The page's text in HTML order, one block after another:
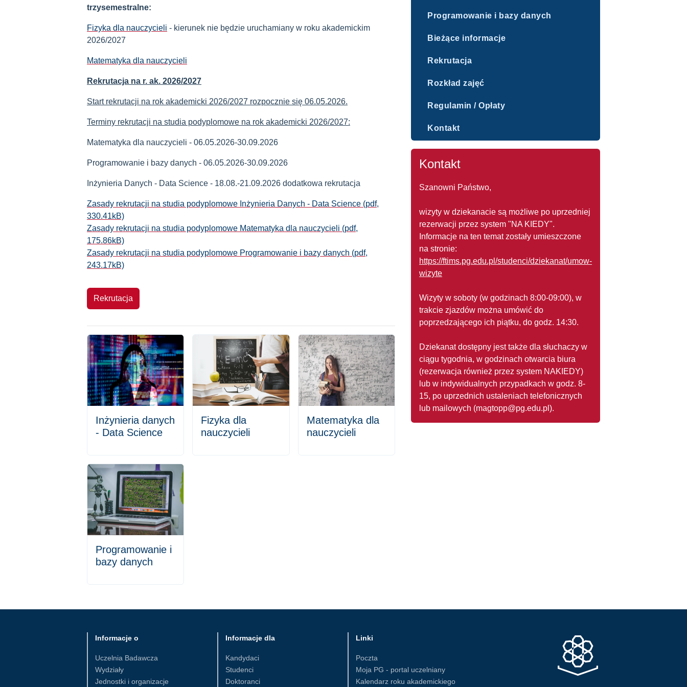
trzysemestralne:
Fizyka dla nauczycieli - kierunek nie będzie uruchamiany w roku akademickim
2026/2027
Matematyka dla nauczycieli
Rekrutacja na r. ak. 2026/2027
Start rekrutacji na rok akademicki 2026/2027 rozpocznie się 06.05.2026.
Terminy rekrutacji na studia podyplomowe na rok akademicki 2026/2027:
Matematyka dla nauczycieli - 06.05.2026-30.09.2026
Programowanie i bazy danych - 06.05.2026-30.09.2026
Inżynieria Danych - Data Science - 18.08.-21.09.2026 dodatkowa rekrutacja
Zasady rekrutacji na studia podyplomowe Inżynieria Danych - Data Science (pdf,
330.41kB)
Zasady rekrutacji na studia podyplomowe Matematyka dla nauczycieli (pdf,
175.86kB)
Zasady rekrutacji na studia podyplomowe Programowanie i bazy danych (pdf,
243.17kB)
Rekrutacja
Inżynieria danych
- Data Science
Fizyka dla
nauczycieli
Matematyka dla
nauczycieli
Programowanie i
bazy danych
Programowanie i bazy danych
Bieżące informacje
Rekrutacja
Rozkład zajęć
Regulamin / Opłaty
Kontakt
Kontakt
Szanowni Państwo,
wizyty w dziekanacie są możliwe po uprzedniej
rezerwacji przez system "NA KIEDY".
Informacje na ten temat zostały umieszczone
na stronie:
https://ftims.pg.edu.pl/studenci/dziekanat/umow-
wizyte
Wizyty w soboty (w godzinach 8:00-09:00), w
trakcie zjazdów można umówić do
poprzedzającego ich piątku, do godz. 14:30.
Dziekanat dostępny jest także dla słuchaczy w
ciągu tygodnia, w godzinach otwarcia biura
(rezerwacja również przez system NAKIEDY)
lub w indywidualnych przypadkach w godz. 8-
15, po uprzednich ustaleniach telefonicznych
lub mailowych (magtopp@pg.edu.pl).
Informacje o
Uczelnia Badawcza
Wydziały
Jednostki i organizacje
Informacje dla
Kandydaci
Studenci
Doktoranci
Linki
Poczta
Moja PG - portal uczelniany
Kalendarz roku akademickiego